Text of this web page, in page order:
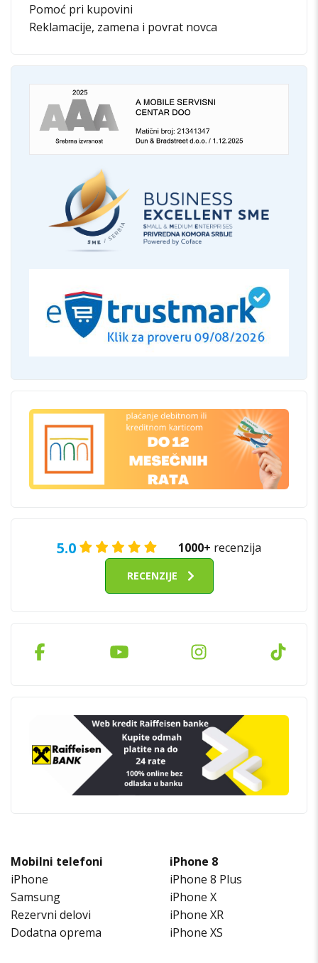
Pomoć pri kupovini
Reklamacije, zamena i povrat novca
5.0 1000+ recenzija
RECENZIJE
Mobilni telefoni
iPhone
Samsung
Rezervni delovi
Dodatna oprema
iPhone 8
iPhone 8 Plus
iPhone X
iPhone XR
iPhone XS